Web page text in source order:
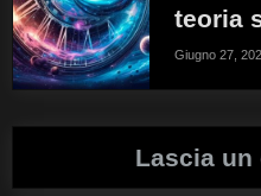
teoria
Giugno 27,
Lascia un